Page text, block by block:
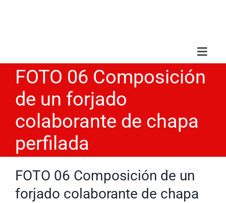
FOTO 06 Composición
de un forjado
colaborante de chapa
perfilada
FOTO 06 Composición de un
forjado colaborante de chapa